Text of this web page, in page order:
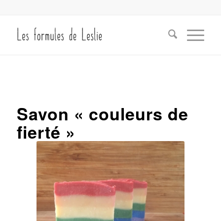
Savon « couleurs de
fierté »